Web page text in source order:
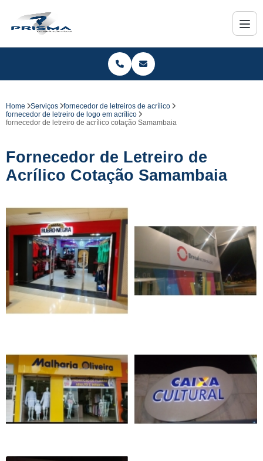
Home Serviços
fornecedor de letreiros de acrílico
fornecedor de letreiro de logo em acrílico
fornecedor de letreiro de acrílico cotação Samambaia
Fornecedor de Letreiro de
Acrílico Cotação Samambaia